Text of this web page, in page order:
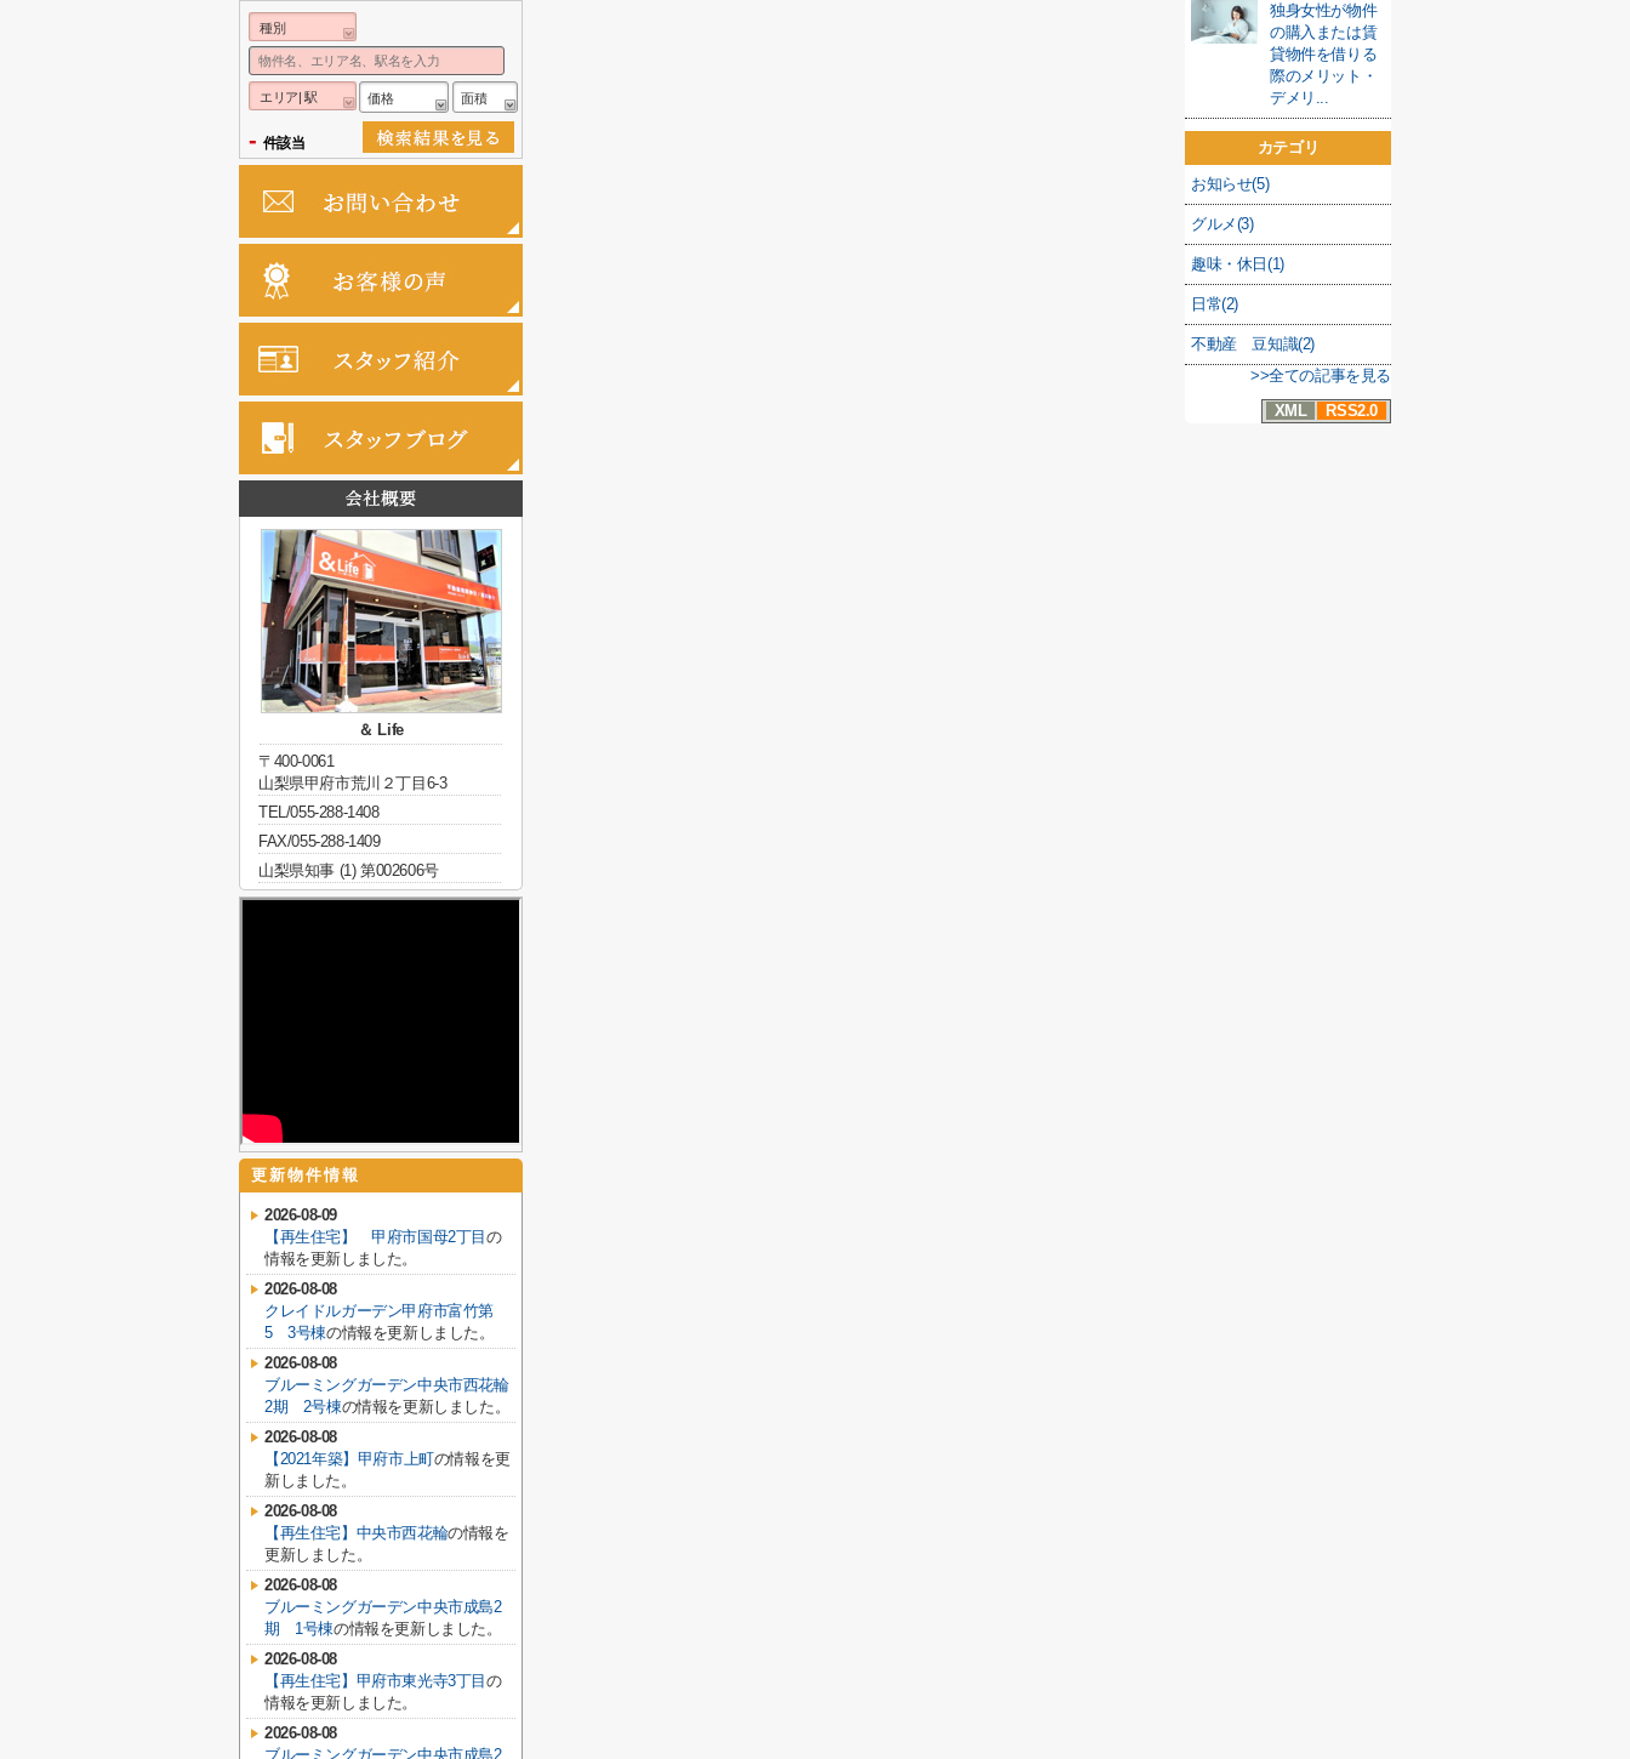
独身女性が物件
の購入または賃
貸物件を借りる
際のメリット・
デメリ...
カテゴリ
お知らせ(5)
グルメ(3)
趣味・休日(1)
日常(2)
不動産 豆知識(2)
>>全ての記事を見る
XML
RSS2.0
種別
エリア| 駅 価格 面積
- 件該当
＆ Life
〒400-0061
山梨県甲府市荒川２丁目6-3
TEL/055-288-1408
FAX/055-288-1409
山梨県知事 (1) 第002606号
更新物件情報
2026-08-09
【再生住宅】 甲府市国母2丁目の
情報を更新しました。
2026-08-08
クレイドルガーデン甲府市富竹第
5 3号棟の情報を更新しました。
2026-08-08
ブルーミングガーデン中央市西花輪
2期 2号棟の情報を更新しました。
2026-08-08
【2021年築】甲府市上町の情報を更
新しました。
2026-08-08
【再生住宅】中央市西花輪の情報を
更新しました。
2026-08-08
ブルーミングガーデン中央市成島2
期 1号棟の情報を更新しました。
2026-08-08
【再生住宅】甲府市東光寺3丁目の
情報を更新しました。
2026-08-08
ブルーミングガーデン中央市成島2